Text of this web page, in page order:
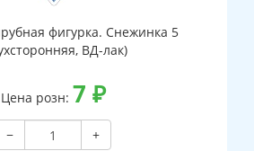
фигурка. Снежинка 5
ВД-лак)
Цена розн: 7 ₽
−
+